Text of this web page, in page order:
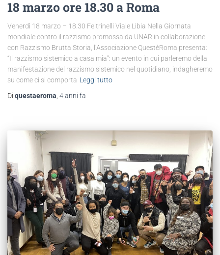
18 marzo ore 18.30 a Roma
Venerdì 18 marzo – 18.30 Feltrinelli Viale Libia Nella Giornata
mondiale contro il razzismo promossa da UNAR in collaborazione
con Razzismo Brutta Storia, l’Associazione QuestèRoma presenta:
“Il razzismo sistemico a casa mia”: un evento in cui parleremo della
manifestazione del razzismo sistemico nel quotidiano, indagheremo
su come ci si comporta Leggi tutto
Di questaeroma 4 anni fa